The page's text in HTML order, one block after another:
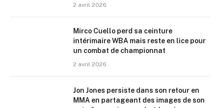
2 avril 2026
Mirco Cuello perd sa ceinture
intérimaire WBA mais reste en lice pour
un combat de championnat
2 avril 2026
Jon Jones persiste dans son retour en
MMA en partageant des images de son